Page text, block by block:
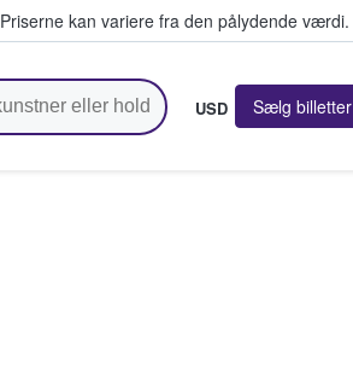
Priserne kan variere fra den pålydende værdi.
USD Sælg billetter